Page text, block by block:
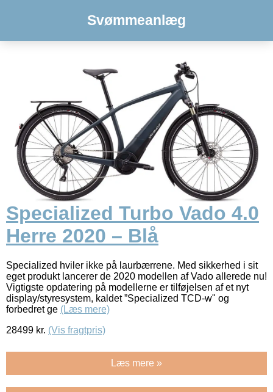
Svømmeanlæg
Specialized Turbo Vado 4.0
Herre 2020 – Blå
Specialized hviler ikke på laurbærrene. Med sikkerhed i sit
eget produkt lancerer de 2020 modellen af Vado allerede nu!
Vigtigste opdatering på modellerne er tilføjelsen af et nyt
display/styresystem, kaldet ”Specialized TCD-w" og
forbedret ge (Læs mere)
28499 kr. (Vis fragtpris)
Læs mere »